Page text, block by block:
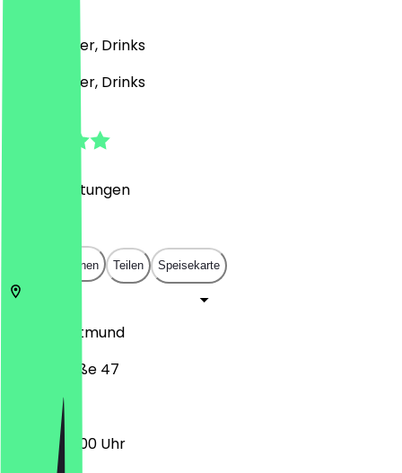
Café, Burger, Drinks
Café, Burger, Drinks
Bewertungen
In App öffnen Teilen Speisekarte
Dortmund
Kampstraße 47
09:00 - 22:00 Uhr